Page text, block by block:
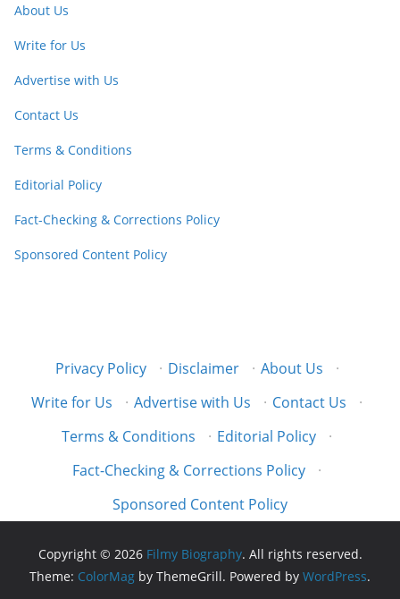
About Us
Write for Us
Advertise with Us
Contact Us
Terms & Conditions
Editorial Policy
Fact-Checking & Corrections Policy
Sponsored Content Policy
Privacy Policy · Disclaimer · About Us
·
Write for Us
· Advertise with Us · Contact Us
·
Terms & Conditions
· Editorial Policy
·
Fact-Checking & Corrections Policy
·
Sponsored Content Policy
Copyright © 2026 Filmy Biography. All rights reserved.
Theme: ColorMag by ThemeGrill. Powered by WordPress.